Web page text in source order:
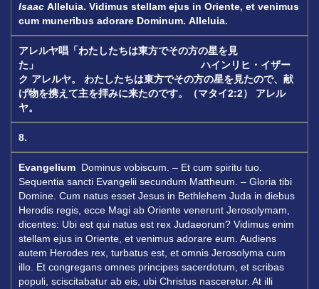
Isaac Alleluia. Vidimus stellam ejus in Oriente, et venimus
cum muneribus adorare Dominum. Alleluia.
アレルヤ唱「わたしたちは東方でその方の星を見
た」
ハインリヒ・イザー
ク アレルヤ。
わたしたちは東方でその方の星を見たので、献
げ物を携えて主を拝みに来たのです。
（マタイ2:2）
アレル
ヤ。
8.
Evangelium Dominus vobiscum. – Et cum spiritu tuo.
Sequentia sancti Evangelii secundum Mattheum. – Gloria tibi
Domine. Cum natus esset Jesus in Bethlehem Juda in diebus
Herodis regis, ecce Magi ab Oriente venerunt Jerosolymam,
dicentes: Ubi est qui natus est rex Judaeorum? Vidimus enim
stellam ejus in Oriente, et venimus adorare eum. Audiens
autem Herodes rex, turbatus est, et omnis Jerosolyma cum
illo. Et congregans omnes principes sacerdotum, et scribas
populi, sciscitabatur ab eis, ubi Christus nasceretur. At illi